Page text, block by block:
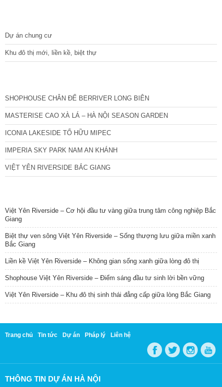
Dự án chung cư
Khu đô thị mới, liền kề, biệt thự
SHOPHOUSE CHÂN ĐẾ BERRIVER LONG BIÊN
MASTERISE CAO XÀ LÁ – HÀ NỘI SEASON GARDEN
ICONIA LAKESIDE TỐ HỮU MIPEC
IMPERIA SKY PARK NAM AN KHÁNH
VIỆT YÊN RIVERSIDE BẮC GIANG
Việt Yên Riverside – Cơ hội đầu tư vàng giữa trung tâm công nghiệp Bắc
Giang
Biệt thự ven sông Việt Yên Riverside – Sống thượng lưu giữa miền xanh
Bắc Giang
Liền kề Việt Yên Riverside – Không gian sống xanh giữa lòng đô thị
Shophouse Việt Yên Riverside – Điểm sáng đầu tư sinh lời bền vững
Việt Yên Riverside – Khu đô thị sinh thái đẳng cấp giữa lòng Bắc Giang
Trang chủ Tin tức Dự án Pháp lý Liên hệ
THÔNG TIN DỰ ÁN HÀ NỘI